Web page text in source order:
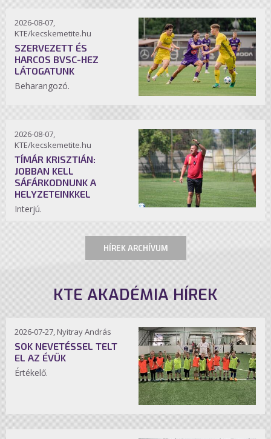
2026-08-07,
KTE/kecskemetite.hu
SZERVEZETT ÉS
HARCOS BVSC-HEZ
LÁTOGATUNK
Beharangozó.
2026-08-07,
KTE/kecskemetite.hu
TÍMÁR KRISZTIÁN:
JOBBAN KELL
SÁFÁRKODNUNK A
HELYZETEINKKEL
Interjú.
HÍREK ARCHÍVUM
KTE AKADÉMIA HÍREK
2026-07-27, Nyitray András
SOK NEVETÉSSEL TELT
EL AZ ÉVÜK
Értékelő.